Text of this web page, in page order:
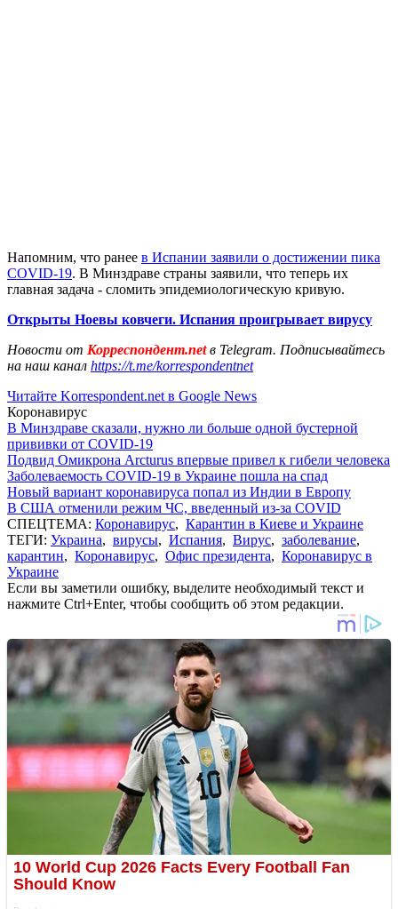
Напомним, что ранее в Испании заявили о достижении пика
COVID-19. В Минздраве страны заявили, что теперь их
главная задача - сломить эпидемиологическую кривую.
Открыты Ноевы ковчеги. Испания проигрывает вирусу
Новости от Корреспондент.netв Telegram. Подписывайтесь
на наш канал https://t.me/korrespondentnet
Читайте Korrespondent.net в Google News
Коронавирус
В Минздраве сказали, нужно ли больше одной бустерной
прививки от COVID-19
Подвид Омикрона Arcturus впервые привел к гибели человека
Заболеваемость COVID-19 в Украине пошла на спад
Новый вариант коронавируса попал из Индии в Европу
В США отменили режим ЧС, введенный из-за COVID
СПЕЦТЕМА: Коронавирус, Карантин в Киеве и Украине
ТЕГИ: Украина, вирусы, Испания, Вирус, заболевание,
карантин, Коронавирус, Офис президента, Коронавирус в
Украине
Если вы заметили ошибку, выделите необходимый текст и
нажмите Ctrl+Enter, чтобы сообщить об этом редакции.